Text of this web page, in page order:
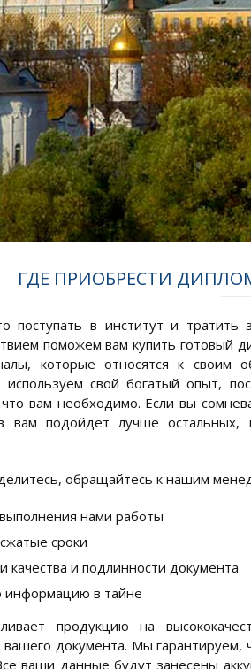
ГДЕ ПРИОБРЕСТИ
поступать в институт и
поможем вам купить готовый
которые относятся к своим
свой богатый опыт,
вам необходимо. Если вы
вам подойдет лучше
обращайтесь к нашим
нами работы
сроки
качества и подлинности документа
информацию в тайне
продукцию на
документа. Мы
ваши данные будут занесены